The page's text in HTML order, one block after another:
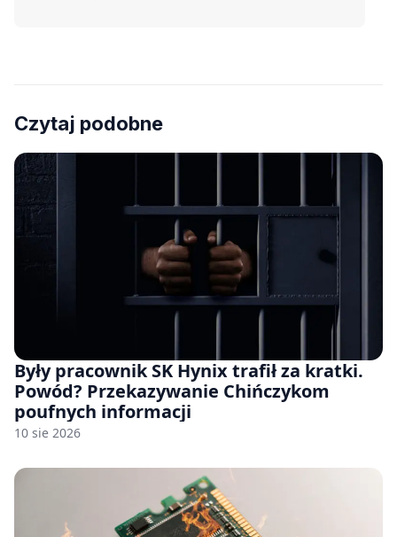
Czytaj podobne
Były pracownik SK Hynix trafił za kratki.
Powód? Przekazywanie Chińczykom
poufnych informacji
10 sie 2026